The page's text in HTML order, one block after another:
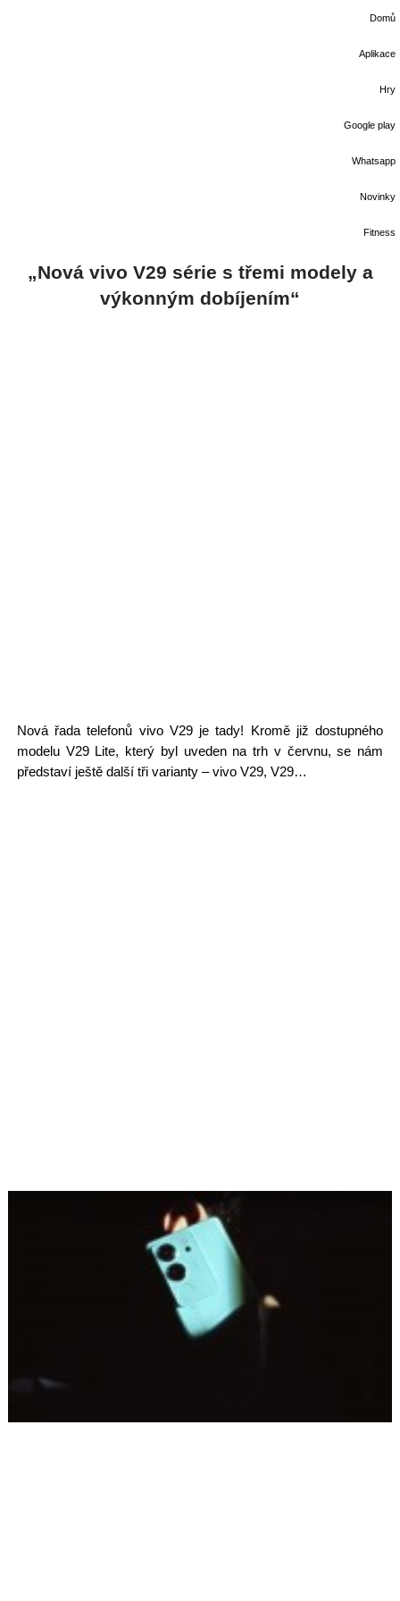
Domů
Aplikace
Hry
Google play
Whatsapp
Novinky
Fitness
„Nová vivo V29 série s třemi modely a
výkonným dobíjením“
Nová řada telefonů vivo V29 je tady! Kromě již dostupného
modelu V29 Lite, který byl uveden na trh v červnu, se nám
představí ještě další tři varianty – vivo V29, V29…